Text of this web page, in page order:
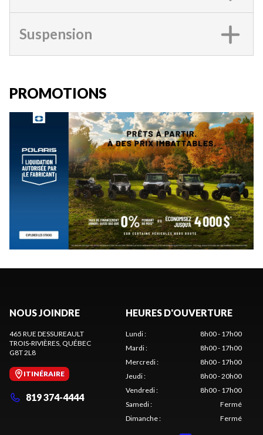
Suspension
PROMOTIONS
NOUS JOINDRE
465 RUE DESSUREAULT
TROIS-RIVIÈRES, QUÉBEC
G8T 2L8
ITINÉRAIRE
819 374-4444
HEURES D'OUVERTURE
Lundi:
8h00 - 17h00
Mardi:
8h00 - 17h00
Mercredi:
8h00 - 17h00
Jeudi:
8h00 - 20h00
Vendredi:
8h00 - 17h00
Samedi:
Fermé
Dimanche: Fermé